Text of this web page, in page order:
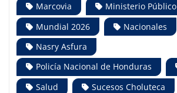
Marcovia
Ministerio Público
Mundial 2026
Nacionales
Nasry Asfura
Policía Nacional de Honduras
Salud
Sucesos Choluteca